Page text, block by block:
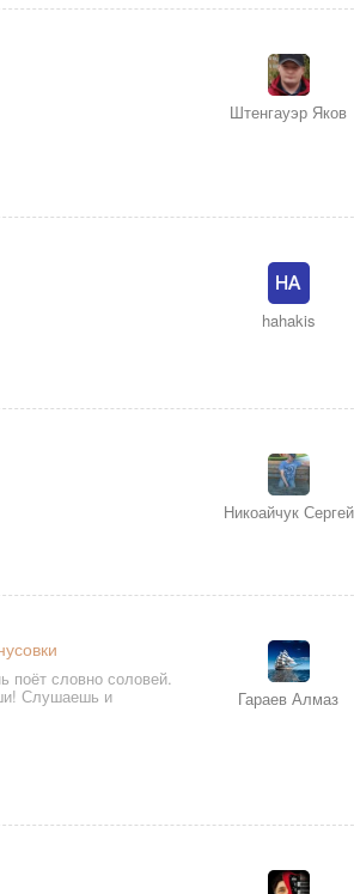
Штенгауэр Яков
hahakis
Никоайчук Сергей
поёт словно соловей.
Слушаешь и Гараев Алмаз